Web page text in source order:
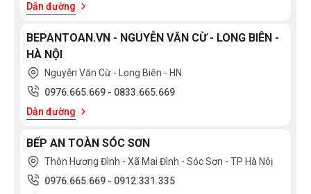
Dẫn đường
BEPANTOAN.VN - NGUYỄN VĂN CỪ - LONG BIÊN -
HÀ NỘI
Nguyễn Văn Cừ - Long Biên - HN
0976.665.669 - 0833.665.669
Dẫn đường
BẾP AN TOÀN SÓC SƠN
Thôn Hương Đình - Xã Mai Đình - Sóc Sơn - TP Hà Nôị
0976.665.669 - 0912.331.335